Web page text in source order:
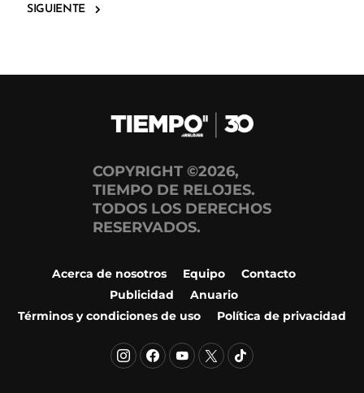
SIGUIENTE
COPYRIGHT ©2026,
TIEMPO DE RELOJES.
TODOS LOS DERECHOS
RESERVADOS.
Acerca de nosotros Equipo
Contacto
Publicidad
Anuario
Términos y condiciones de uso
Política de privacidad